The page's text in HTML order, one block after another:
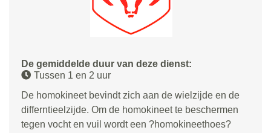
De gemiddelde duur van deze dienst:
Tussen 1 en 2 uur
De homokineet bevindt zich aan de wielzijde en de
differntieelzijde. Om de homokineet te beschermen
tegen vocht en vuil wordt een ?homokineethoes?